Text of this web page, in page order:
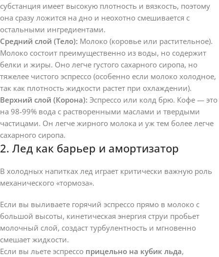
субстанция имеет высокую плотность и вязкость, поэтому
она сразу ложится на дно и неохотно смешивается с
остальными ингредиентами.
Средний слой (Тело): Молоко (коровье или растительное).
Молоко состоит преимущественно из воды, но содержит
белки и жиры. Оно легче густого сахарного сиропа, но
тяжелее чистого эспрессо (особенно если молоко холодное,
так как плотность жидкости растет при охлаждении).
Верхний слой (Корона): Эспрессо или колд брю. Кофе — это
на 98-99% вода с растворенными маслами и твердыми
частицами. Он легче жирного молока и уж тем более легче
сахарного сиропа.
2. Лед как барьер и амортизатор
В холодных напитках лед играет критически важную роль
механического «тормоза».
Если вы выливаете горячий эспрессо прямо в молоко с
большой высоты, кинетическая энергия струи пробьет
молочный слой, создаст турбулентность и мгновенно
смешает жидкости.
Если вы льете эспрессо прицельно на кубик льда,